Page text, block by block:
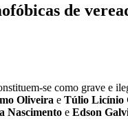
de
se como grave e
Oliveira e Túlio Licínio
Nascimento e Edson